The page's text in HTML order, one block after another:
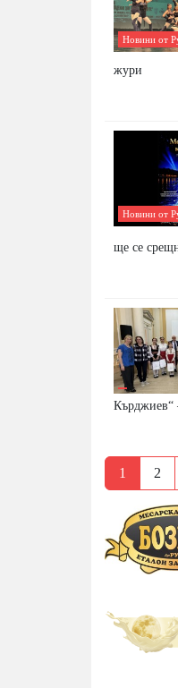
Новини от
жури
Новини от
ще се
Кърджиев“
1 2